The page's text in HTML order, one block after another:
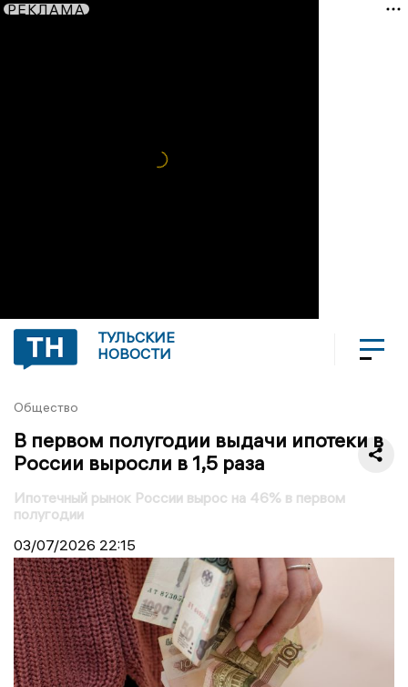
РЕКЛАМА
ТУЛЬСКИЕ
НОВОСТИ
Общество
В первом полугодии выдачи ипотеки в
России выросли в 1,5 раза
Ипотечный рынок России вырос на 46% в первом
полугодии
03/07/2026 22:15